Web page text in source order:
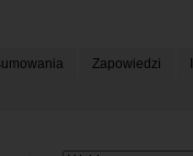
Zapowiedzi